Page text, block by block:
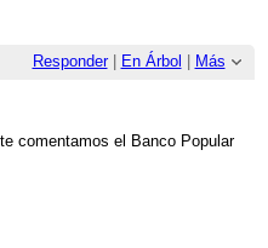
Responder| En Árbol Más
comentamos el Banco Popular